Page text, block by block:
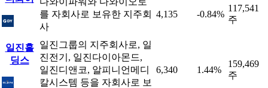
를 자회사로 보유한 지주회
사
4,135 -0.84%
117,541
주
일진홀
딩스
일진그룹의 지주회사로, 일
진전기, 일진다이아몬드,
일진디앤코, 알피니언메디
칼시스템 등을 자회사로 보
6,340 1.44%
159,469
주